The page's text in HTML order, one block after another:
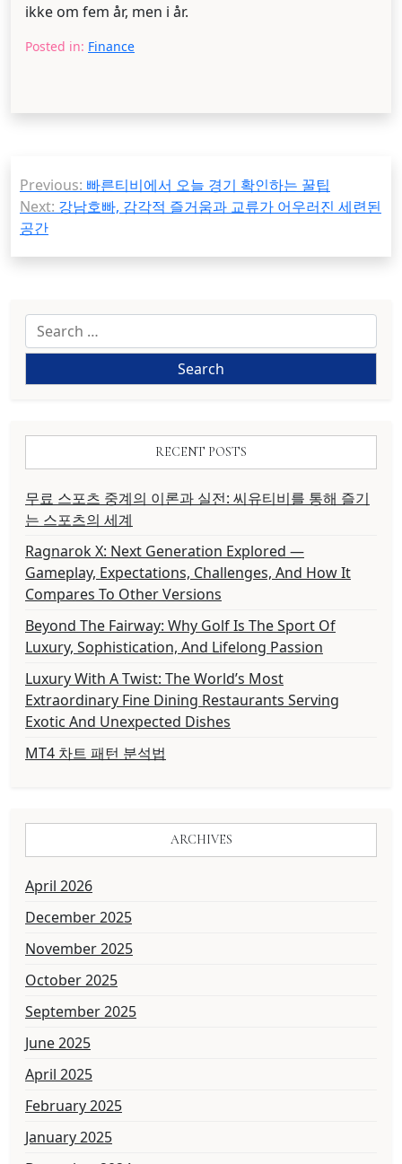
ikke om fem år, men i år.
Posted in: Finance
navigation
Previous: 빠른티비에서 오늘 경기 확인하는 꿀팁
Next: 강남호빠, 감각적 즐거움과 교류가 어우러진 세련된
공간
Search
for:
RECENT POSTS
무료 스포츠 중계의 이론과 실전: 씨유티비를 통해 즐기
는 스포츠의 세계
Ragnarok X: Next Generation Explored —
Gameplay, Expectations, Challenges, And How It
Compares To Other Versions
Beyond The Fairway: Why Golf Is The Sport Of
Luxury, Sophistication, And Lifelong Passion
Luxury With A Twist: The World’s Most
Extraordinary Fine Dining Restaurants Serving
Exotic And Unexpected Dishes
MT4 차트 패턴 분석법
ARCHIVES
April 2026
December 2025
November 2025
October 2025
September 2025
June 2025
April 2025
February 2025
January 2025